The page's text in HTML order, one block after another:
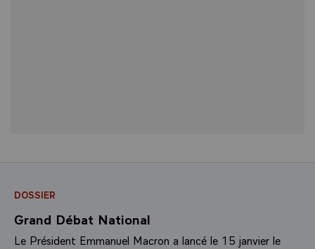
DOSSIER
Grand Débat National
Le Président Emmanuel Macron a lancé le 15 janvier le